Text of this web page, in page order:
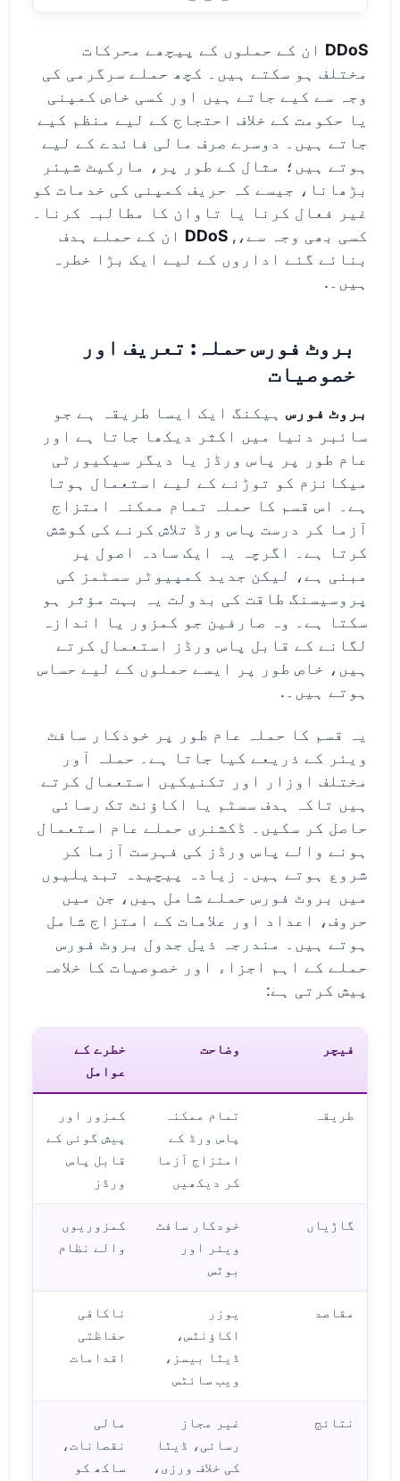
DDoS ان کے حملوں کے پیچھے محرکات
مختلف ہو سکتے ہیں۔ کچھ حملے سرگرمی کی
وجہ سے کیے جاتے ہیں اور کسی خاص کمپنی
یا حکومت کے خلاف احتجاج کے لیے منظم کیے
جاتے ہیں۔ دوسرے صرف مالی فائدے کے لیے
ہوتے ہیں؛ مثال کے طور پر، مارکیٹ شیئر
بڑھانا، جیسے کہ حریف کمپنی کی خدمات کو
غیر فعال کرنا یا تاوان کا مطالبہ کرنا۔
کسی بھی وجہ سے،, DDoS ان کے حملے ہدف
بنائے گئے اداروں کے لیے ایک بڑا خطرہ
ہیں۔.
بروٹ فورس حملہ: تعریف اور
خصوصیات
بروٹ فورس ہیکنگ ایک ایسا طریقہ ہے جو
سائبر دنیا میں اکثر دیکھا جاتا ہے اور
عام طور پر پاس ورڈز یا دیگر سیکیورٹی
میکانزم کو توڑنے کے لیے استعمال ہوتا
ہے۔ اس قسم کا حملہ تمام ممکنہ امتزاج
آزما کر درست پاس ورڈ تلاش کرنے کی کوشش
کرتا ہے۔ اگرچہ یہ ایک سادہ اصول پر
مبنی ہے، لیکن جدید کمپیوٹر سسٹمز کی
پروسیسنگ طاقت کی بدولت یہ بہت مؤثر ہو
سکتا ہے۔ وہ صارفین جو کمزور یا اندازہ
لگانے کے قابل پاس ورڈز استعمال کرتے
ہیں، خاص طور پر ایسے حملوں کے لیے حساس
ہوتے ہیں۔.
یہ قسم کا حملہ عام طور پر خودکار سافٹ
ویئر کے ذریعے کیا جاتا ہے۔ حملہ آور
مختلف اوزار اور تکنیکیں استعمال کرتے
ہیں تاکہ ہدف سسٹم یا اکاؤنٹ تک رسائی
حاصل کر سکیں۔ ڈکشنری حملے عام استعمال
ہونے والے پاس ورڈز کی فہرست آزما کر
شروع ہوتے ہیں۔ زیادہ پیچیدہ تبدیلیوں
میں بروٹ فورس حملے شامل ہیں، جن میں
حروف، اعداد اور علامات کے امتزاج شامل
ہوتے ہیں۔ مندرجہ ذیل جدول بروٹ فورس
حملے کے اہم اجزاء اور خصوصیات کا خلاصہ
پیش کرتی ہے:
فیچر وضاحت
خطرے کے
عوامل
طریقہ
تمام ممکنہ
پاس ورڈ کے
امتزاج آزما
کر دیکھیں
کمزور اور
پیش گوئی کے
قابل پاس
ورڈز
گاڑیاں
خودکار سافٹ
ویئر اور
بوٹس
کمزوریوں
والے نظام
مقاصد
یوزر
اکاؤنٹس،
ڈیٹا بیسز،
ویب سائٹس
ناکافی
حفاظتی
اقدامات
نتائج
غیر مجاز
رسائی، ڈیٹا
کی خلاف ورزی،
مالی
نقصانات،
ساکھ کو